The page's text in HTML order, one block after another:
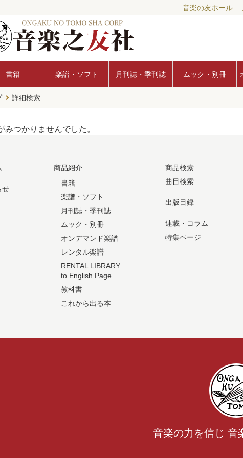
音楽の友ホール
書籍 楽譜・ソフト 月刊誌・季刊誌 ムック・別冊
詳細検索
みつかりませんでした。
せ
商品紹介
書籍
楽譜・ソフト
月刊誌・季刊誌
ムック・別冊
オンデマンド楽譜
レンタル楽譜
RENTAL LIBRARY
to English Page
教科書
これから出る本
商品検索
曲目検索
出版目録
連載・コラム
特集ページ
音楽の力を信じ 音